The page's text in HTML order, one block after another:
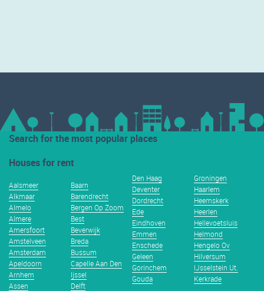
Search for the most popular places
Houses for rent
Aalsmeer
Alkmaar
Almelo
Almere
Amersfoort
Amstelveen
Amsterdam
Apeldoorn
Arnhem
Assen
Baarn
Barendrecht
Bergen Op Zoom
Best
Beverwijk
Breda
Bussum
Capelle Aan Den
Ijssel
Delft
Den Haag
Deventer
Dordrecht
Ede
Eindhoven
Emmen
Enschede
Geleen
Gorinchem
Gouda
Groningen
Haarlem
Heemskerk
Heerlen
Hellevoetsluis
Helmond
Hengelo Ov
Hilversum
IJsselstein Ut.
Kerkrade